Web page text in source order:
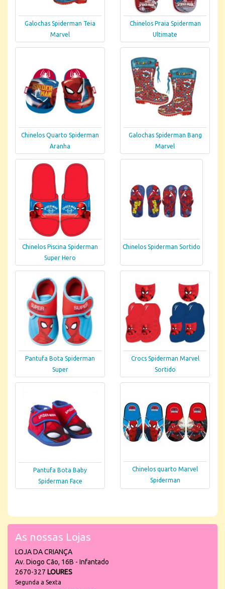
Galochas Spiderman Teia
Marvel
Chinelos Praia Spiderman
Ultimate
Chinelos Quarto Spiderman
Aranha
Galochas Spiderman Bang
Marvel
Chinelos Piscina Spiderman
Super Hero
Chinelos Spiderman Sortido
Pantufa Bota Spiderman
Super
Crocs Spiderman Marvel
Sortido
Pantufa Bota Baby
Spiderman Face
Chinelos quarto Marvel
Spiderman
As nossas Lojas
LOJA DA CRIANÇA
Av. Diogo Cão, 16B - Infantado
2670-327 LOURES
Segunda a Sexta